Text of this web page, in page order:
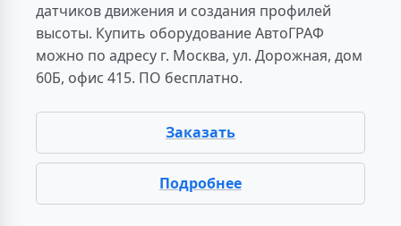
датчиков движения и создания профилей
высоты. Купить оборудование АвтоГРАФ
можно по адресу г. Москва, ул. Дорожная, дом
60Б, офис 415. ПО бесплатно.
Заказать
Подробнее